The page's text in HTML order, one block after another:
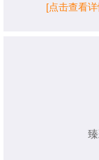
[点击查看